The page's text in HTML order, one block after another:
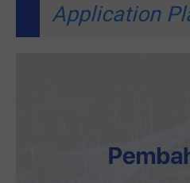
Application